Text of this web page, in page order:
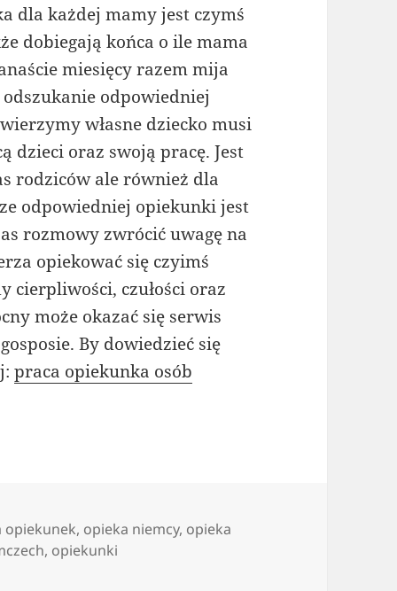
dla każdej mamy jest czymś
dobiegają końca o ile mama
miesięcy razem mija
odpowiedniej
własne dziecko musi
dzieci oraz swoją pracę. Jest
rodziców ale również dla
odpowiedniej opiekunki jest
rozmowy zwrócić uwagę na
opiekować się czyimś
cierpliwości, czułości oraz
może okazać się serwis
By dowiedzieć się
praca opiekunka osób
opiekunek, opieka niemcy, opieka
, opiekunki